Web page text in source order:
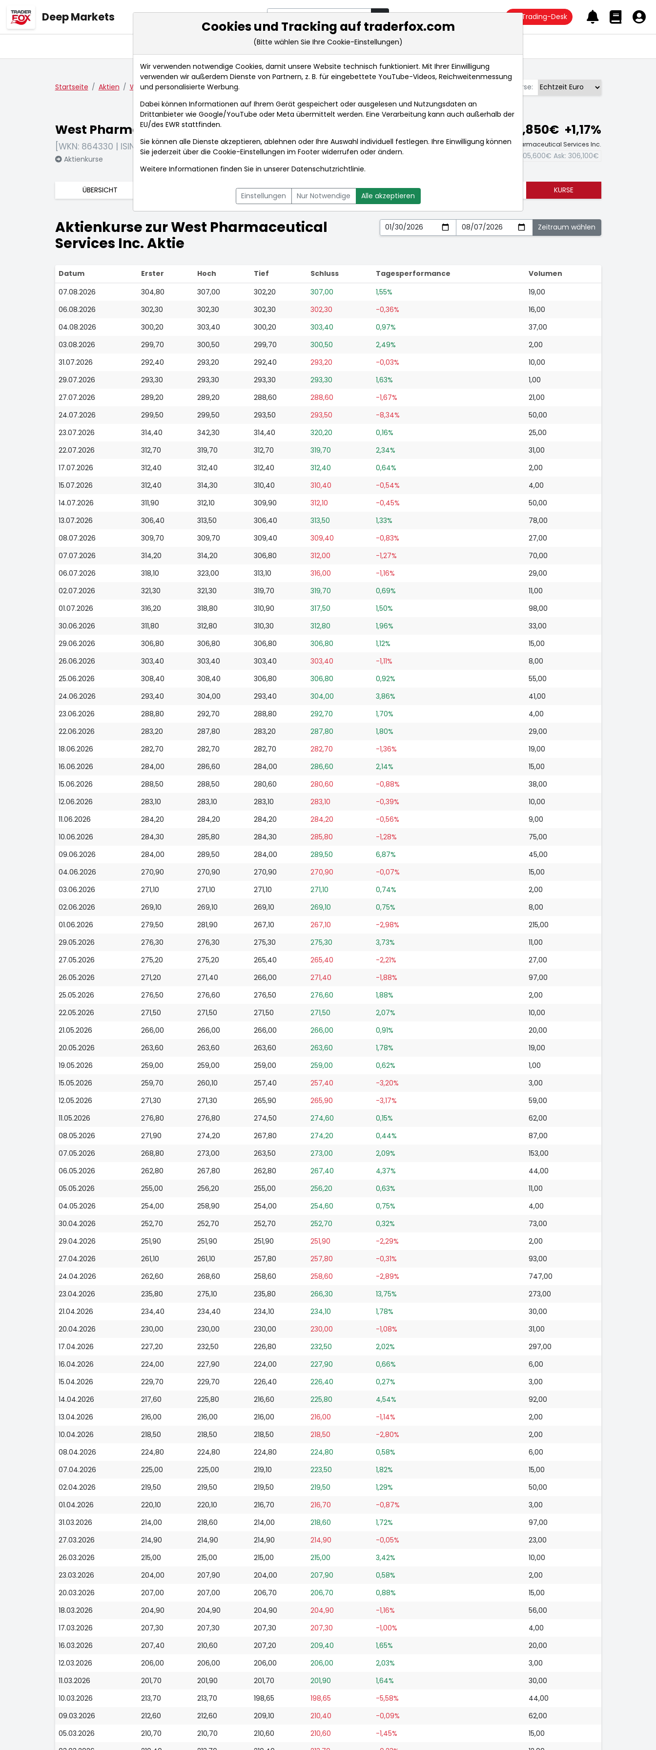
Deep Markets Trading-Desk
Markt-Analysen Market Tools Realtimekurse Nachrichten
Startseite Aktien West Pharmaceutical Services Inc. Börse:
West Pharmaceutical Services Inc.
[WKN: 864330 | ISIN: US9553061055]
Aktienkurse
305,850€ +1,17%
Echtzeit-Aktienkurs West Pharmaceutical Services Inc.
305,600€ Ask: 306,100€
ÜBERSICHT NACHRICHTEN CHARTTOOL KURSE
Aktienkurse zur West Pharmaceutical
Services Inc. Aktie
Datum Erster Hoch Tief Schluss Tagesperformance
Volumen
07.08.2026
304,80 307,00 302,20 307,00 1,55%
19,00
06.08.2026
302,30 302,30 302,30 302,30 -0,36%
16,00
04.08.2026
300,20 303,40 300,20 303,40 0,97%
37,00
03.08.2026
299,70 300,50 299,70 300,50 2,49%
2,00
31.07.2026
292,40 293,20 292,40 293,20 -0,03%
10,00
29.07.2026
293,30 293,30 293,30 293,30 1,63%
1,00
27.07.2026
289,20 289,20 288,60 288,60 -1,67%
21,00
24.07.2026
299,50 299,50 293,50 293,50 -8,34%
50,00
23.07.2026
314,40 342,30 314,40 320,20 0,16%
25,00
22.07.2026
312,70 319,70 312,70 319,70 2,34%
31,00
17.07.2026
312,40 312,40 312,40 312,40 0,64%
2,00
15.07.2026
312,40 314,30 310,40 310,40 -0,54%
4,00
14.07.2026
311,90 312,10 309,90 312,10 -0,45%
50,00
13.07.2026
306,40 313,50 306,40 313,50 1,33%
78,00
08.07.2026
309,70 309,70 309,40 309,40 -0,83%
27,00
07.07.2026
314,20 314,20 306,80 312,00 -1,27%
70,00
06.07.2026
318,10 323,00 313,10 316,00 -1,16%
29,00
02.07.2026
321,30 321,30 319,70 319,70 0,69%
11,00
01.07.2026
316,20 318,80 310,90 317,50 1,50%
98,00
30.06.2026
311,80 312,80 310,30 312,80 1,96%
33,00
29.06.2026
306,80 306,80 306,80 306,80 1,12%
15,00
26.06.2026
303,40 303,40 303,40 303,40 -1,11%
8,00
25.06.2026
308,40 308,40 306,80 306,80 0,92%
55,00
24.06.2026
293,40 304,00 293,40 304,00 3,86%
41,00
23.06.2026
288,80 292,70 288,80 292,70 1,70%
4,00
22.06.2026
283,20 287,80 283,20 287,80 1,80%
29,00
18.06.2026
282,70 282,70 282,70 282,70 -1,36%
19,00
16.06.2026
284,00 286,60 284,00 286,60 2,14%
15,00
15.06.2026
288,50 288,50 280,60 280,60 -0,88%
38,00
12.06.2026
283,10 283,10 283,10 283,10 -0,39%
10,00
11.06.2026
284,20 284,20 284,20 284,20 -0,56%
9,00
10.06.2026
284,30 285,80 284,30 285,80 -1,28%
75,00
09.06.2026
284,00 289,50 284,00 289,50 6,87%
45,00
04.06.2026
270,90 270,90 270,90 270,90 -0,07%
15,00
03.06.2026
271,10 271,10 271,10 271,10 0,74%
2,00
02.06.2026
269,10 269,10 269,10 269,10 0,75%
8,00
01.06.2026
279,50 281,90 267,10 267,10 -2,98%
215,00
29.05.2026
276,30 276,30 275,30 275,30 3,73%
11,00
27.05.2026
275,20 275,20 265,40 265,40 -2,21%
27,00
26.05.2026
271,20 271,40 266,00 271,40 -1,88%
97,00
25.05.2026
276,50 276,60 276,50 276,60 1,88%
2,00
22.05.2026
271,50 271,50 271,50 271,50 2,07%
10,00
21.05.2026
266,00 266,00 266,00 266,00 0,91%
20,00
20.05.2026
263,60 263,60 263,60 263,60 1,78%
19,00
19.05.2026
259,00 259,00 259,00 259,00 0,62%
1,00
15.05.2026
259,70 260,10 257,40 257,40 -3,20%
3,00
12.05.2026
271,30 271,30 265,90 265,90 -3,17%
59,00
11.05.2026
276,80 276,80 274,50 274,60 0,15%
62,00
08.05.2026
271,90 274,20 267,80 274,20 0,44%
87,00
07.05.2026
268,80 273,00 263,50 273,00 2,09%
153,00
06.05.2026
262,80 267,80 262,80 267,40 4,37%
44,00
05.05.2026
255,00 256,20 255,00 256,20 0,63%
11,00
04.05.2026
254,00 258,90 254,00 254,60 0,75%
4,00
30.04.2026
252,70 252,70 252,70 252,70 0,32%
73,00
29.04.2026
251,90 251,90 251,90 251,90 -2,29%
2,00
27.04.2026
261,10 261,10 257,80 257,80 -0,31%
93,00
24.04.2026
262,60 268,60 258,60 258,60 -2,89%
747,00
23.04.2026
235,80 275,10 235,80 266,30 13,75%
273,00
21.04.2026
234,40 234,40 234,10 234,10 1,78%
30,00
20.04.2026
230,00 230,00 230,00 230,00 -1,08%
31,00
17.04.2026
227,20 232,50 226,80 232,50 2,02%
297,00
16.04.2026
224,00 227,90 224,00 227,90 0,66%
6,00
15.04.2026
229,70 229,70 226,40 226,40 0,27%
3,00
14.04.2026
217,60 225,80 216,60 225,80 4,54%
92,00
13.04.2026
216,00 216,00 216,00 216,00 -1,14%
2,00
10.04.2026
218,50 218,50 218,50 218,50 -2,80%
2,00
08.04.2026
224,80 224,80 224,80 224,80 0,58%
6,00
07.04.2026
225,00 225,00 219,10 223,50 1,82%
15,00
02.04.2026
219,50 219,50 219,50 219,50 1,29%
50,00
01.04.2026
220,10 220,10 216,70 216,70 -0,87%
3,00
31.03.2026
214,00 218,60 214,00 218,60 1,72%
97,00
27.03.2026
214,90 214,90 214,90 214,90 -0,05%
23,00
26.03.2026
215,00 215,00 215,00 215,00 3,42%
10,00
23.03.2026
204,00 207,90 204,00 207,90 0,58%
2,00
20.03.2026
207,00 207,00 206,70 206,70 0,88%
15,00
18.03.2026
204,90 204,90 204,90 204,90 -1,16%
56,00
17.03.2026
207,30 207,30 207,30 207,30 -1,00%
4,00
16.03.2026
207,40 210,60 207,20 209,40 1,65%
20,00
12.03.2026
206,00 206,00 206,00 206,00 2,03%
3,00
11.03.2026
201,70 201,90 201,70 201,90 1,64%
30,00
10.03.2026
213,70 213,70 198,65 198,65 -5,58%
44,00
09.03.2026
212,60 212,60 209,10 210,40 -0,09%
62,00
05.03.2026
210,70 210,70 210,60 210,60 -1,45%
15,00
Cookies und Tracking auf traderfox.com
(Bitte wählen Sie Ihre Cookie-Einstellungen)
Wir verwenden notwendige Cookies, damit unsere Website technisch funktioniert. Mit Ihrer Einwilligung
verwenden wir außerdem Dienste von Partnern, z. B. für eingebettete YouTube-Videos, Reichweitenmessung
und personalisierte Werbung.
Dabei können Informationen auf Ihrem Gerät gespeichert oder ausgelesen und Nutzungsdaten an
Drittanbieter wie Google/YouTube oder Meta übermittelt werden. Eine Verarbeitung kann auch außerhalb der
EU/des EWR stattfinden.
Sie können alle Dienste akzeptieren, ablehnen oder Ihre Auswahl individuell festlegen. Ihre Einwilligung können
Sie jederzeit über die Cookie-Einstellungen im Footer widerrufen oder ändern.
Weitere Informationen finden Sie in unserer Datenschutzrichtlinie.
Einstellungen Nur Notwendige Alle akzeptieren